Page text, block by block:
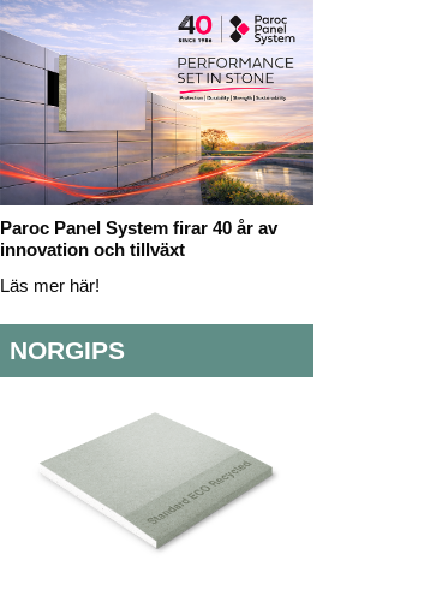
Paroc Panel System firar 40 år av
innovation och tillväxt
Läs mer här!
NORGIPS